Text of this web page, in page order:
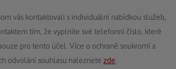
vás kontaktovali s individuální nabídkou služeb,
tím, že vyplníte své telefonní číslo, které
pro tento účel. Více o ochraně soukromí a
odvolání souhlasu naleznete zde